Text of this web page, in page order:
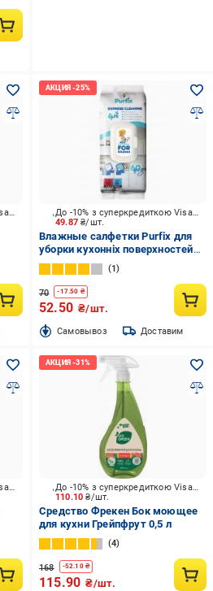
До -10% з суперкредиткою Visa Вигода
49.87₴/шт.
До -10% з суперкредиткою Visa Вигода
Влажные салфетки Purfix для
уборки кухонніх поверхностей
60 шт. 300 г
1
70 -17.50 ₴
52.50 ₴/шт.
Cамовывоз Доставим
До -10% з суперкредиткою Visa Вигода
110.10₴/шт.
До -10% з суперкредиткою Visa Вигода
Средство Фрекен Бок моющее
для кухни Грейпфрут 0,5 л
4
168 -52.10₴
115.90 ₴/шт.